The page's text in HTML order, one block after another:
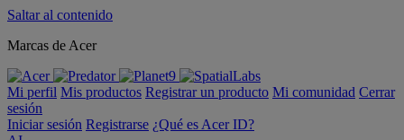
Saltar al contenido
Marcas de Acer
Mi perfil Mis productos Registrar un producto Mi comunidad Cerrar
sesión
Iniciar sesión Registrarse ¿Qué es Acer ID?